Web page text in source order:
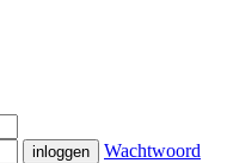
Wachtwoord